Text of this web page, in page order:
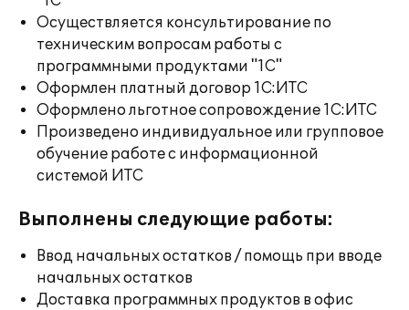
Осуществляется консультирование по
техническим вопросам работы с
программными продуктами "1С"
Оформлен платный договор 1С:ИТС
Оформлено льготное сопровождение 1С:ИТС
Произведено индивидуальное или групповое
обучение работе с информационной
системой ИТС
Выполнены следующие работы:
Ввод начальных остатков / помощь при вводе
начальных остатков
Доставка программных продуктов в офис